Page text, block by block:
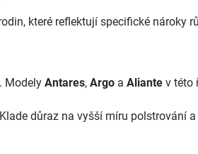
které reflektují specifické nároky
Modely Antares, Argo a Aliante v této
důraz na vyšší míru